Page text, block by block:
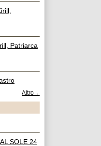
Patriarca
Altro→
SOLE 24